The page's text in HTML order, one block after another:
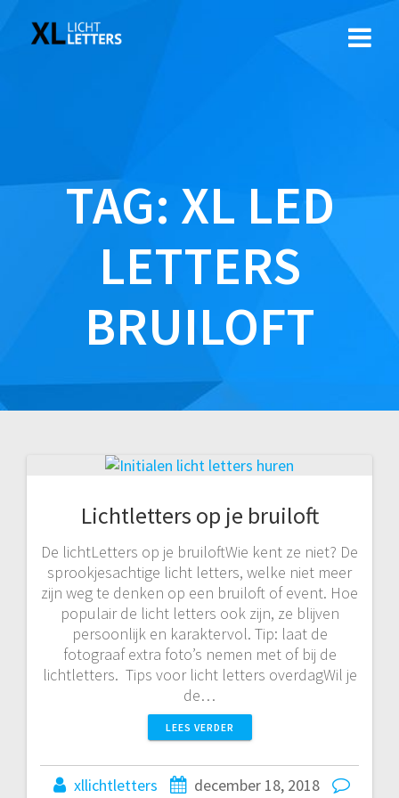
TAG: XL LED
LETTERS
BRUILOFT
Lichtletters op je bruiloft
De lichtLetters op je bruiloftWie kent ze niet? De
sprookjesachtige licht letters, welke niet meer
zijn weg te denken op een bruiloft of event. Hoe
populair de licht letters ook zijn, ze blijven
persoonlijk en karaktervol. Tip: laat de
fotograaf extra foto’s nemen met of bij de
lichtletters. Tips voor licht letters overdagWil je
de…
LEES VERDER
xllichtletters
december 18, 2018